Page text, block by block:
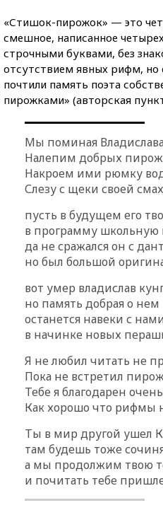
«Стишок-пирожок» — это
смешное, написанное
строчными буквами, без
отсутствием явных рифм,
почтили память поэта
пирожками» (авторская
Мы поминая
Налепим добрых
Накроем ими рюмку
Слезу с щеки своей
пусть в будущем его
в программу школьную
да не сражался он с
но был большой
вот умер владислав
но память добрая о нем
останется навеки с
в начинке новых
Я не любил читать не
Пока не встретил
Тебе я благодарен очень
Как хорошо что рифмы
Ты в мир другой ушел
там будешь тоже
а мы продолжим твою
и почитать тебе